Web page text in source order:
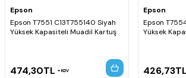
Epson
Epson T7551 C13T755140 Siyah
Yüksek Kapasiteli Muadil Kartuş
474,30TL KDV
Epson
Epson
Yüksek
426,73TL